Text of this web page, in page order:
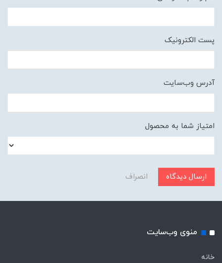
پست الکترونیک
آدرس وب‌سایت
امتیاز شما به محصول
ارسال دیدگاه انصراف
منوی وب‌سایت
خانه